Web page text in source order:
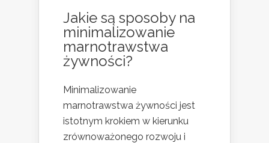
Jakie są sposoby na
minimalizowanie
marnotrawstwa
żywności?
Minimalizowanie
marnotrawstwa żywności jest
istotnym krokiem w kierunku
zrównoważonego rozwoju i